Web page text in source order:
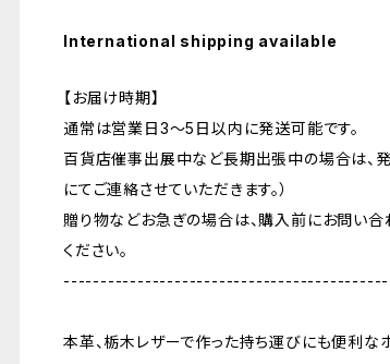
International shipping available
【お届け時期】
通常は営業日3〜5日以内に発送可能です。
百貨店催事出展中など長期出張中の場合は、
にてご連絡させていただきます。）
贈り物などお急ぎの場合は、購入前にお問い
ください。
本革、栃木レザーで作った持ち運びにも便利な